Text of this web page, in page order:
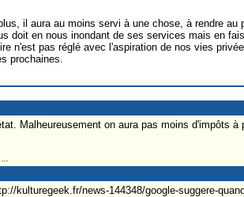
il aura au moins servi à une chose, à rendre au
doit en nous inondant de ses services mais en
n'est pas réglé avec l'aspiration de nos vies
prochaines.
Malheureusement on aura pas moins d'impôts à
kulturegeek.fr/news-144348/google-suggere-